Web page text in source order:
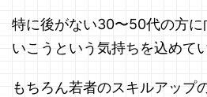
特に後がない30〜50代の方に
いこうという気持ちを込めて
もちろん若者のスキルアップ